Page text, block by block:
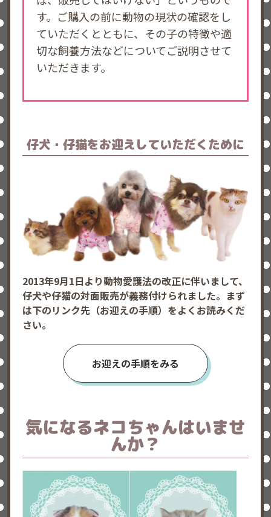
す。ご購入の前に動物の現状の確認をし
ていただくとともに、その子の特徴や適
切な飼養方法などについてご説明させて
いただきます。
仔犬・仔猫をお迎えしていただくために
2013年9月1日より動物愛護法の改正に伴いまして、
仔犬や仔猫の対面販売が義務付けられました。まず
は下のリンク先（お迎えの手順）をよくお読みくだ
さい。
お迎えの手順をみる
気になるネコちゃんはいませ
んか？